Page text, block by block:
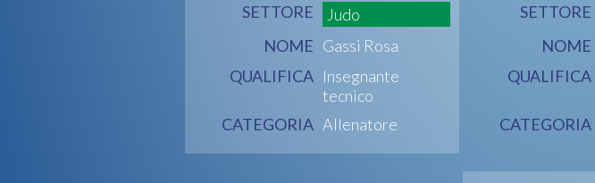
SETTORE
Judo
NOME Gassi Rosa
QUALIFICA Insegnante
tecnico
CATEGORIA Allenatore
SETTORE
NOME
QUALIFICA
CATEGORIA